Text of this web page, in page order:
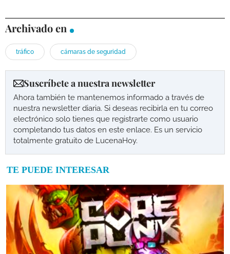
Archivado en
tráfico cámaras de seguridad
Suscríbete a nuestra newsletter
Ahora también te mantenemos informado a través de
nuestra newsletter diaria. Si deseas recibirla en tu correo
electrónico solo tienes que registrarte como usuario
completando tus datos en este enlace. Es un servicio
totalmente gratuito de LucenaHoy.
TE PUEDE INTERESAR